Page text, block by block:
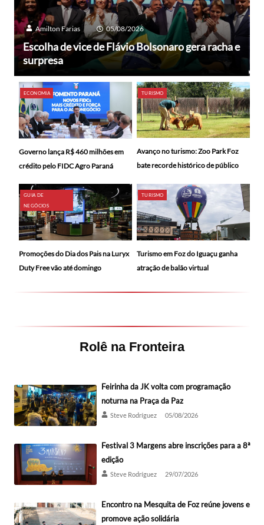
Amilton Farias 05/08/2026
Escolha de vice de Flávio Bolsonaro gera racha e
surpresa
ECONOMIA
Governo lança R$ 460 milhões em
crédito pelo FIDC Agro Paraná
TURISMO
Avanço no turismo: Zoo Park Foz
bate recorde histórico de público
GUIA DE
NEGÓCIOS
Promoções do Dia dos Pais na Luryx
Duty Free vão até domingo
TURISMO
Turismo em Foz do Iguaçu ganha
atração de balão virtual
Rolê na Fronteira
Feirinha da JK volta com programação
noturna na Praça da Paz
Steve Rodríguez 05/08/2026
Festival 3 Margens abre inscrições para a 8ª
edição
Steve Rodríguez 29/07/2026
Encontro na Mesquita de Foz reúne jovens e
promove ação solidária